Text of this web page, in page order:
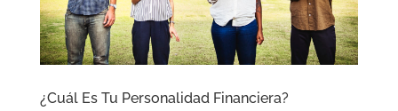
¿Cuál Es Tu Personalidad Financiera?